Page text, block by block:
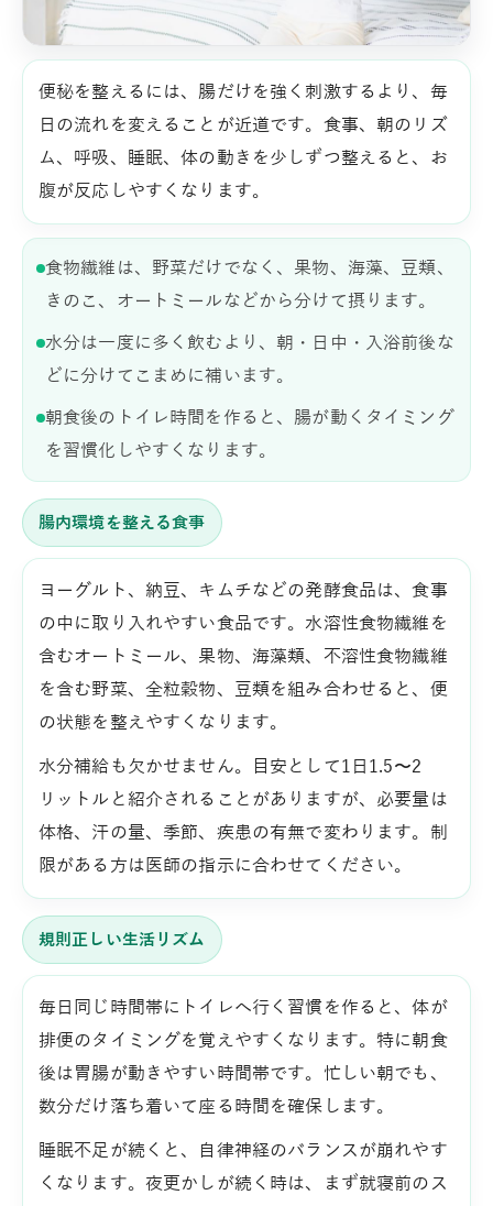
便秘を整えるには、腸だけを強く刺激するより、毎
日の流れを変えることが近道です。食事、朝のリズ
ム、呼吸、睡眠、体の動きを少しずつ整えると、お
腹が反応しやすくなります。
食物繊維は、野菜だけでなく、果物、海藻、豆類、
きのこ、オートミールなどから分けて摂ります。
水分は一度に多く飲むより、朝・日中・入浴前後な
どに分けてこまめに補います。
朝食後のトイレ時間を作ると、腸が動くタイミング
を習慣化しやすくなります。
腸内環境を整える食事
ヨーグルト、納豆、キムチなどの発酵食品は、食事
の中に取り入れやすい食品です。水溶性食物繊維を
含むオートミール、果物、海藻類、不溶性食物繊維
を含む野菜、全粒穀物、豆類を組み合わせると、便
の状態を整えやすくなります。
水分補給も欠かせません。目安として1日1.5〜2
リットルと紹介されることがありますが、必要量は
体格、汗の量、季節、疾患の有無で変わります。制
限がある方は医師の指示に合わせてください。
規則正しい生活リズム
毎日同じ時間帯にトイレへ行く習慣を作ると、体が
排便のタイミングを覚えやすくなります。特に朝食
後は胃腸が動きやすい時間帯です。忙しい朝でも、
数分だけ落ち着いて座る時間を確保します。
睡眠不足が続くと、自律神経のバランスが崩れやす
くなります。夜更かしが続く時は、まず就寝前のス